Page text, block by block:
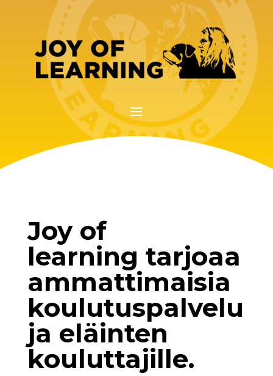
Joy of
learning tarjoaa
ammattimaisia
koulutuspalvelu
ja eläinten
kouluttajille.